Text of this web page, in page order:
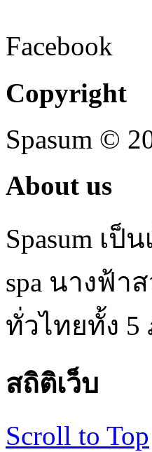
Facebook
Copyright
Spasum ©
About us
Spasum เป็
spa นางฟ้า
ทั่วไทยทั้ง 5
สถิติเว็บ
Scroll to Top